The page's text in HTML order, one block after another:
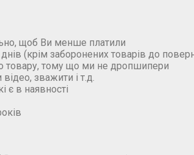
щоб Ви менше платили
(крім заборонених товарів до
товару, тому що ми не дропшипери
зважити і т.д.
є в наявності